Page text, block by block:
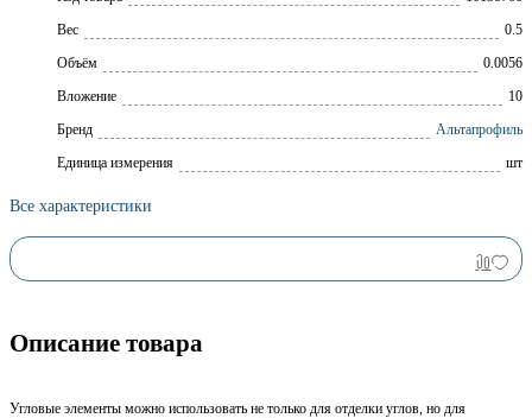
Вес
0.5
Объём
0.0056
Вложение
10
Брeнд
Альтапрофиль
Единица измерения
шт
Все характеристики
Описание товара
Угловые элементы можно использовать не только для отделки углов, но для